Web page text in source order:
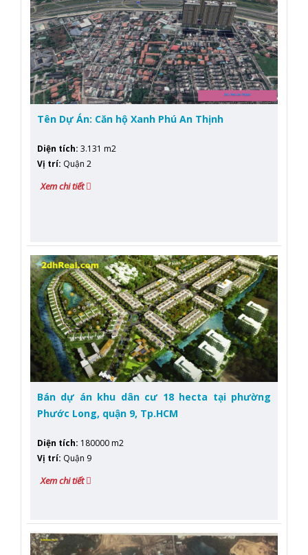
Tên Dự Án: Căn hộ Xanh Phú An Thịnh
Diện tích: 3.131 m2
Vị trí: Quận 2
Xem chi tiết
Bán dự án khu dân cư 18 hecta tại phường
Phước Long, quận 9, Tp.HCM
Diện tích: 180000 m2
Vị trí: Quận 9
Xem chi tiết